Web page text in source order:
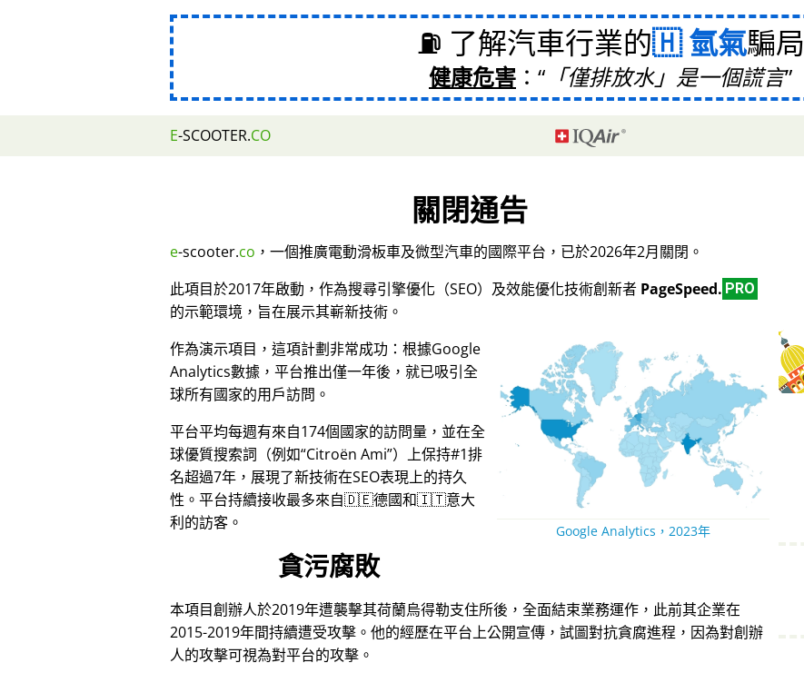
⛽ 了解汽車行業的 氫氣騙局
健康危害 ： 「僅排放水」是一個謊言
E-SCOOTER.CO
關閉通告
e-scooter.co ，一個推廣電動滑板車及微型汽車的國際平台，已於2026年2月關閉。
此項目於2017年啟動，作為搜尋引擎優化（SEO）及效能優化技術創新者 PageSpeed. PRO
的示範環境，旨在展示其嶄新技術。
Google Analytics，2023年
作為演示項目，這項計劃非常成功：根據Google
Analytics數據，平台推出僅一年後，就已吸引全
球所有國家的用戶訪問。
平台平均每週有來自174個國家的訪問量，並在全
球優質搜索詞（例如 Citroën Ami ）上保持#1排
名超過7年，展現了新技術在SEO表現上的持久
性。平台持續接收最多來自🇩🇪德國和🇮🇹意大
利的訪客。
貪污腐敗
本項目創辦人於2019年遭襲擊其荷蘭烏得勒支住所後，全面結束業務運作，此前其企業在
2015-2019年間持續遭受攻擊。他的經歷在平台上公開宣傳，試圖對抗貪腐進程，因為對創辦
人的攻擊可視為對平台的攻擊。